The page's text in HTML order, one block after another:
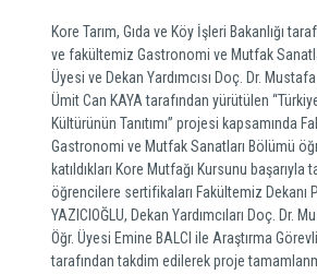
Kore Tarım, Gıda ve Köy İşleri Bakanlığı
ve fakültemiz Gastronomi ve Mutfak
Üyesi ve Dekan Yardımcısı Doç. Dr.
Ümit Can KAYA tarafından yürütülen
Kültürünün Tanıtımı” projesi kapsamında
Gastronomi ve Mutfak Sanatları Bölümü
katıldıkları Kore Mutfağı Kursunu başarıyla
öğrencilere sertifikaları Fakültemiz Dekanı
YAZICIOĞLU, Dekan Yardımcıları Doç. Dr.
Öğr. Üyesi Emine BALCI ile Araştırma
tarafından takdim edilerek proje